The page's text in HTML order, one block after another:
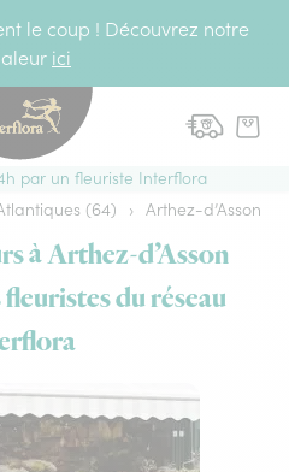
le coup ! Découvrez notre
ici
par un fleuriste Interflora
(64) › Arthez-d’Asson
à Arthez-d’Asson
du réseau